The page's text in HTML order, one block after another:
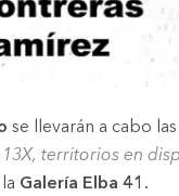
se llevarán a cabo las
13X, territorios en
Galería Elba 41.